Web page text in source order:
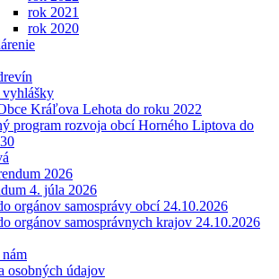
rok 2021
rok 2020
vyhlášky
Kráľova Lehota do roku 2022
program rozvoja obcí Horného Liptova do
2026
4. júla 2026
orgánov samosprávy obcí 24.10.2026
orgánov samosprávnych krajov 24.10.2026
osobných údajov